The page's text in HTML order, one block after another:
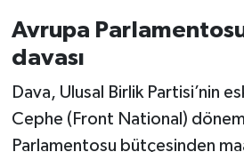
Avrupa
davası
Dava, Ulusal Birlik Partisi’nin
Cephe (Front National)
Parlamentosu bütçesinden